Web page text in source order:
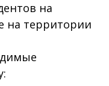
на
на территории